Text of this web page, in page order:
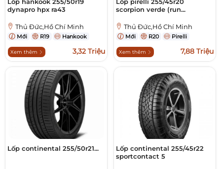
dynapro hpx ra43
Thủ Đức,Hồ Chí Minh
Mới R19 Hankook
Xem thêm 3,32 Triệu
scorpion verde (run...
Thủ Đức,Hồ Chí Minh
Mới R20 Pirelli
Xem thêm 7,88 Triệu
Lốp continental 255/50r21...
Lốp continental 255/45r22
sportcontact 5